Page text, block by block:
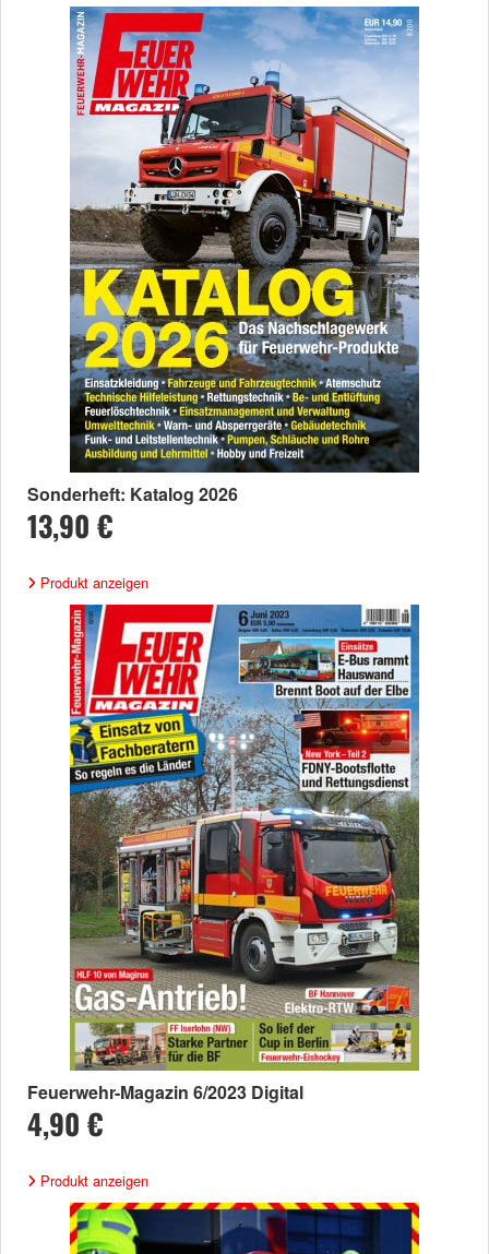
Sonderheft: Katalog 2026
13,90 €
Produkt anzeigen
Feuerwehr-Magazin 6/2023 Digital
4,90 €
Produkt anzeigen